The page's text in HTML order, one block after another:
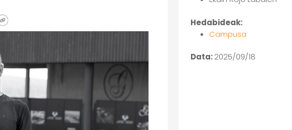
Hedabideak:
Campusa
Data:2025/09/18